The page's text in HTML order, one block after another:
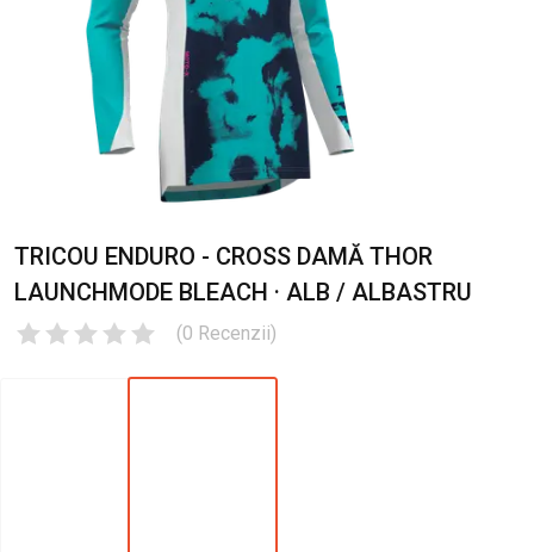
TRICOU ENDURO - CROSS DAMĂ THOR
LAUNCHMODE BLEACH · ALB / ALBASTRU
(0 Recenzii)